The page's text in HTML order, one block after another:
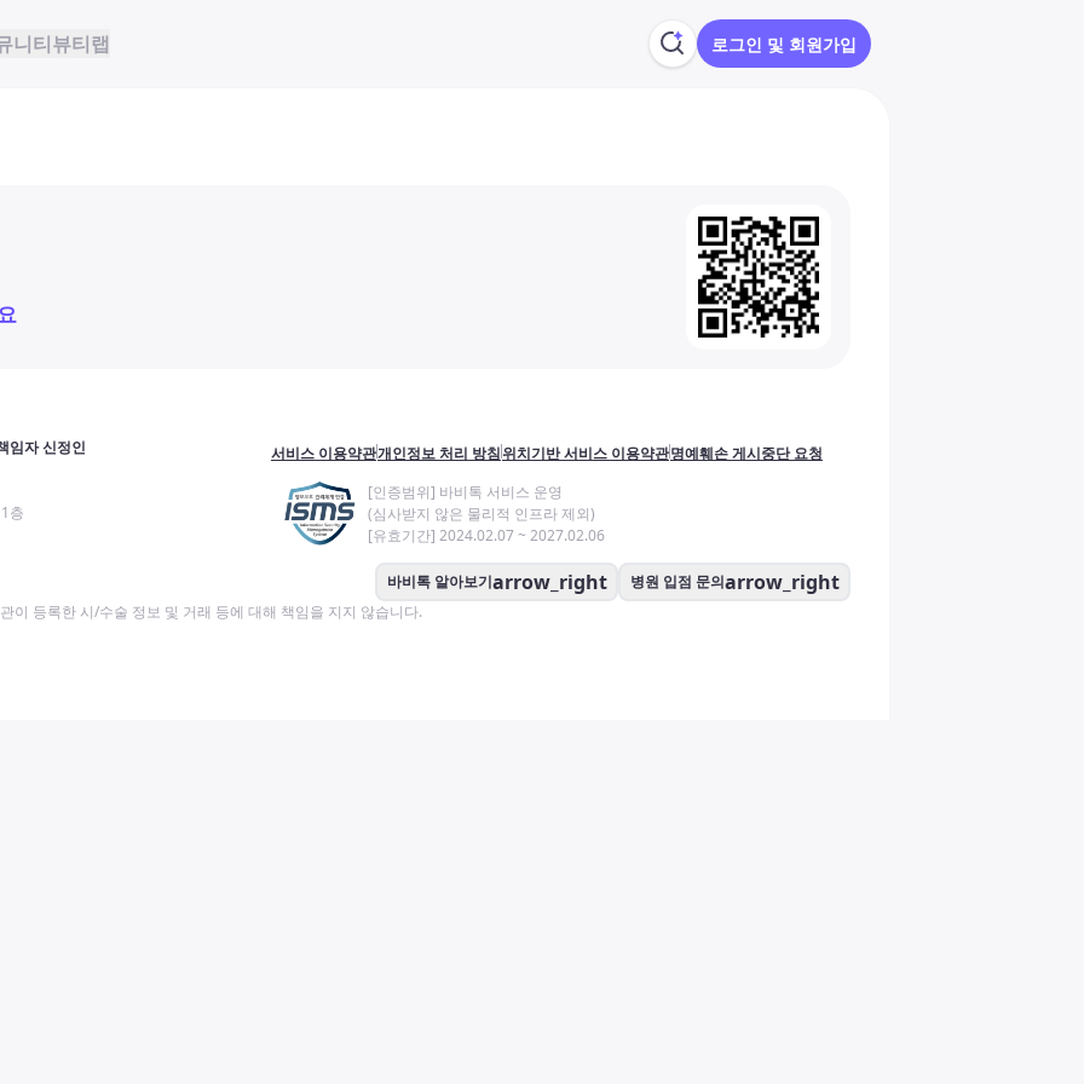
니티뷰티랩 로그인 및 회원가입
임자 신정인
층
서비스 이용약관개인정보 처리 방침위치기반 서비스 이용약관명예훼손 게시중단 요청
[인증범위] 바비톡 서비스 운영
(심사받지 않은 물리적 인프라 제외)
[유효기간] 2024.02.07 ~ 2027.02.06
바비톡 알아보기arrow_right 병원 입점 문의arrow_right
이 등록한 시/수술 정보 및 거래 등에 대해 책임을 지지 않습니다.